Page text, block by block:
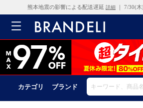
熊本地震の影響による配送遅延 詳細 ｜ 7/30(
カテゴリ ブランド